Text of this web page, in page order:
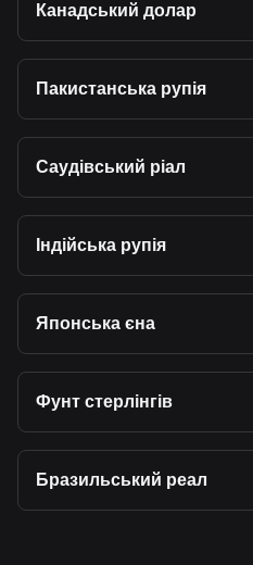
Канадський долар
Пакистанська рупія
Саудівський ріал
Індійська рупія
Японська єна
Фунт стерлінгів
Бразильський реал